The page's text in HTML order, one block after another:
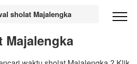
sholat Majalengka
Majalengka